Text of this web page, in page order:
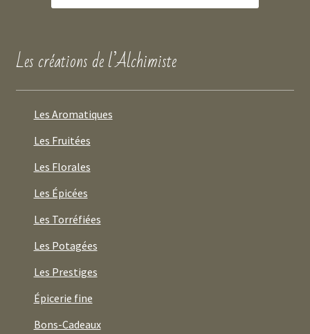
Les créations de l’Alchimiste
Les Aromatiques
Les Fruitées
Les Florales
Les Épicées
Les Torréfiées
Les Potagées
Les Prestiges
Épicerie fine
Bons-Cadeaux